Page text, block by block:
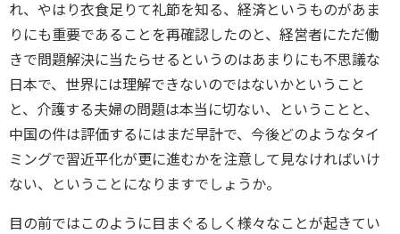
れ、やはり衣食足りて礼節を知る、経済というものがあま
りにも重要であることを再確認したのと、経営者にただ働
きで問題解決に当たらせるというのはあまりにも不思議な
日本で、世界には理解できないのではないかということ
と、介護する夫婦の問題は本当に切ない、ということと、
中国の件は評価するにはまだ早計で、今後どのようなタイ
ミングで習近平化が更に進むかを注意して見なければいけ
ない、ということになりますでしょうか。
目の前ではこのように目まぐるしく様々なことが起きてい